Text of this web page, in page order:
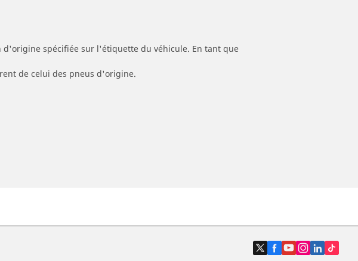
spécifiée sur l'étiquette du véhicule. En tant que
de celui des pneus d'origine.